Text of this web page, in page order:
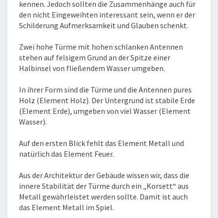
kennen. Jedoch sollten die Zusammenhänge auch für
den nicht Eingeweihten interessant sein, wenn er der
Schilderung Aufmerksamkeit und Glauben schenkt.
Zwei hohe Türme mit hohen schlanken Antennen
stehen auf felsigem Grund an der Spitze einer
Halbinsel von fließendem Wasser umgeben.
In ihrer Form sind die Türme und die Antennen pures
Holz (Element Holz). Der Untergrund ist stabile Erde
(Element Erde), umgeben von viel Wasser (Element
Wasser).
Auf den ersten Blick fehlt das Element Metall und
natürlich das Element Feuer.
Aus der Architektur der Gebäude wissen wir, dass die
innere Stabilität der Türme durch ein „Korsett“ aus
Metall gewährleistet werden sollte. Damit ist auch
das Element Metall im Spiel.